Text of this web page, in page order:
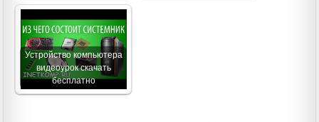
Устройство компьютера
видеоурок скачать
бесплатно